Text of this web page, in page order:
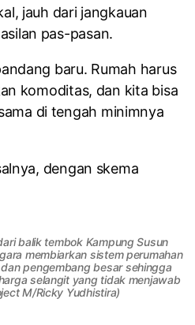
jauh dari jangkauan
pas-pasan.
baru. Rumah harus
komoditas, dan kita bisa
di tengah minimnya
dengan skema
balik tembok Kampung Susun
membiarkan sistem perumahan
pengembang besar sehingga
selangit yang tidak menjawab
M/Ricky Yudhistira)